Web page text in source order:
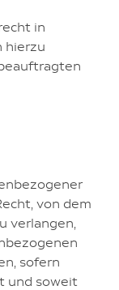
in
hierzu
von dem
verlangen,
sofern
und soweit